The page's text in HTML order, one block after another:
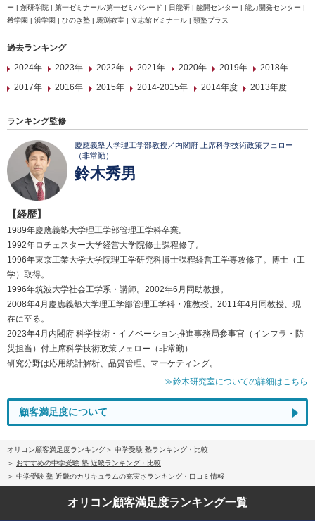
ー | 創研学院 | 第一ゼミナール/第一ゼミパシード | 日能研 | 能開センター | 能力開発センター |
希学園 | 浜学園 | ひのき塾 | 馬渕教室 | 立志館ゼミナール | 類塾プラス
過去ランキング
2024年
2023年 2022年 2021年 2020年 2019年
2018年
2017年
2016年 2015年 2014-2015年 2014年度 2013年度
ランキング監修
慶應義塾大学理工学部教授／内閣府 上席科学技術政策フェロー
（非常勤）
鈴木秀男
【経歴】
1989年慶應義塾大学理工学部管理工学科卒業。
1992年ロチェスター大学経営大学院修士課程修了。
1996年東京工業大学大学院理工学研究科博士課程経営工学専攻修了。博士（工
学）取得。
1996年筑波大学社会工学系・講師。2002年6月同助教授。
2008年4月慶應義塾大学理工学部管理工学科・准教授。2011年4月同教授、現
在に至る。
2023年4月内閣府 科学技術・イノベーション推進事務局参事官（インフラ・防
災担当）付上席科学技術政策フェロー（非常勤）
研究分野は応用統計解析、品質管理、マーケティング。
≫鈴木研究室についての詳細はこちら
顧客満足度について
オリコン顧客満足度ランキング
中学受験 塾ランキング・比較
おすすめの中学受験 塾 近畿ランキング・比較
中学受験 塾 近畿のカリキュラムの充実さランキング・口コミ情報
オリコン顧客満足度ランキング一覧